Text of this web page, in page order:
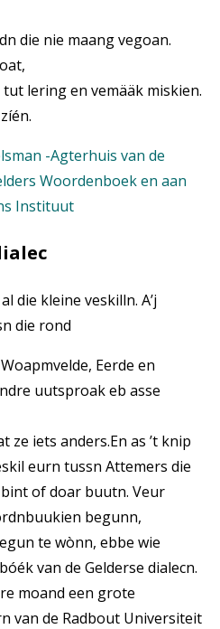
die nie maang vegoan.
lering en vemääk miskien.
-Agterhuis van de
Woordenboek en aan
Instituut
die kleine veskilln. A’j
die rond
Eerde en
uutsproak eb asse
iets anders.En as ’t knip
eurn tussn Attemers die
of doar buutn. Veur
begunn,
te wònn, ebbe wie
van de Gelderse dialecn.
moand een grote
van de Radbout Universiteit